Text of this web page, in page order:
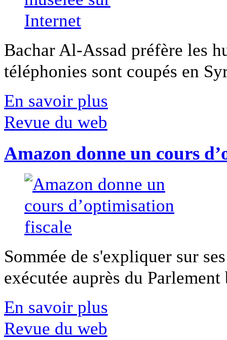
Bachar Al-Assad préfère les
téléphonies sont coupés en
En savoir plus
Revue du web
Amazon donne un cours
Sommée de s'expliquer sur
exécutée auprès du
En savoir plus
Revue du web